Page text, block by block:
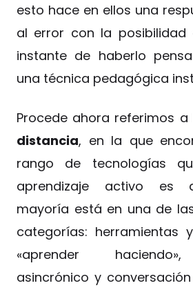
esto hace en ellos una
al error con la posibilidad
instante de haberlo
una técnica pedagógica
Procede ahora referimos a
distancia, en la que
rango de tecnologías
aprendizaje activo es
mayoría está en una de
categorías: herramientas
«aprender
asincrónico y